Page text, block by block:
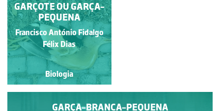
GARÇA-BOIEIRA NA
ORLA COSTEIRA DA
PENÍNSULA DE
PENICHE
Francisco António Fidalgo
Félix Dias
Biologia
GARÇA-BRANCA-PEQUENA
GARÇOTE OU GARÇA-
PEQUENA
Francisco António Fidalgo
Félix Dias
Biologia